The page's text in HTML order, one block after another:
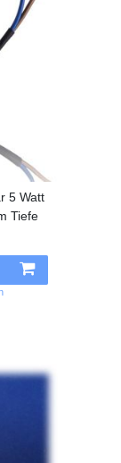
5 Watt
Tiefe